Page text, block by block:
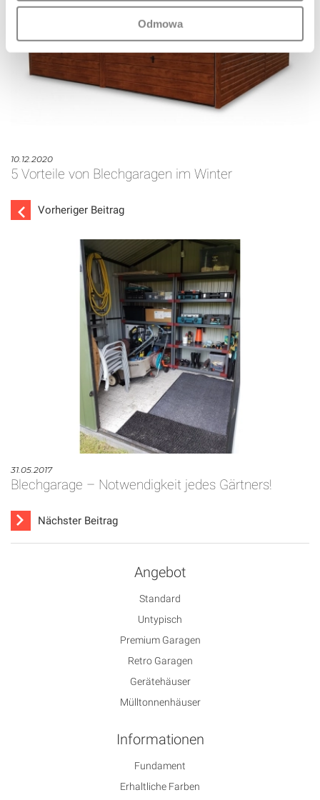
Odmowa
10.12.2020
5 Vorteile von Blechgaragen im Winter
Vorheriger Beitrag
31.05.2017
Blechgarage – Notwendigkeit jedes Gärtners!
Nächster Beitrag
Angebot
Standard
Untypisch
Premium Garagen
Retro Garagen
Gerätehäuser
Mülltonnenhäuser
Informationen
Fundament
Erhaltliche Farben